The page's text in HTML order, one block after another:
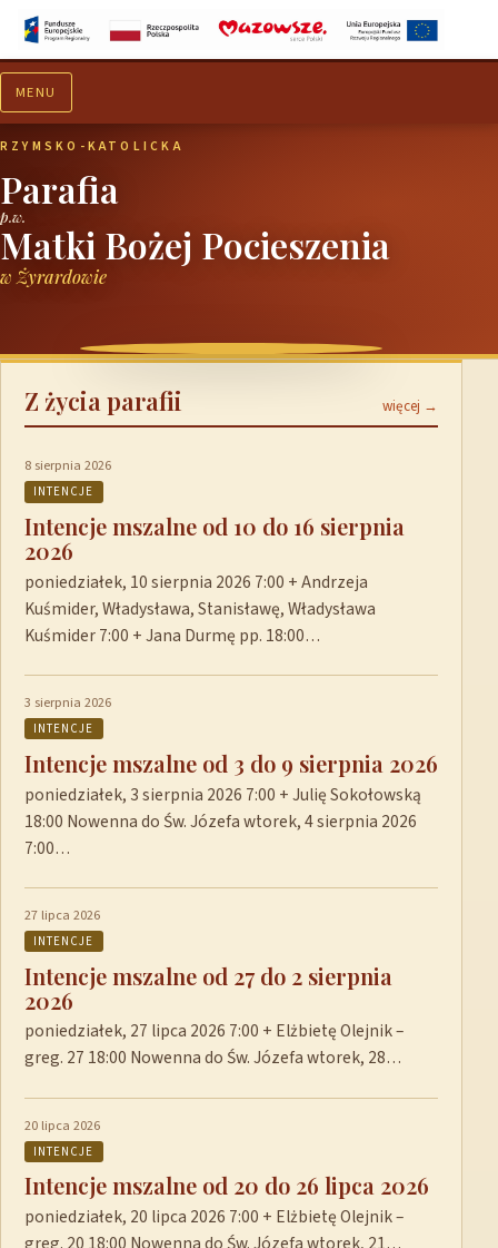
MENU
RZYMSKO-KATOLICKA
Parafia
p.w.
Matki Bożej Pocieszenia
w Żyrardowie
Z życia parafii więcej →
8 sierpnia 2026
INTENCJE
Intencje mszalne od 10 do 16 sierpnia
2026
poniedziałek, 10 sierpnia 2026 7:00 + Andrzeja
Kuśmider, Władysława, Stanisławę, Władysława
Kuśmider 7:00 + Jana Durmę pp. 18:00…
3 sierpnia 2026
INTENCJE
Intencje mszalne od 3 do 9 sierpnia 2026
poniedziałek, 3 sierpnia 2026 7:00 + Julię Sokołowską
18:00 Nowenna do Św. Józefa wtorek, 4 sierpnia 2026
7:00…
27 lipca 2026
INTENCJE
Intencje mszalne od 27 do 2 sierpnia
2026
poniedziałek, 27 lipca 2026 7:00 + Elżbietę Olejnik –
greg. 27 18:00 Nowenna do Św. Józefa wtorek, 28…
20 lipca 2026
INTENCJE
Intencje mszalne od 20 do 26 lipca 2026
poniedziałek, 20 lipca 2026 7:00 + Elżbietę Olejnik –